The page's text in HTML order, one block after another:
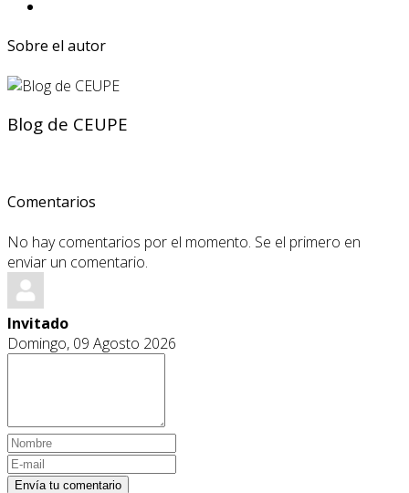
Sobre el autor
Blog de CEUPE
Comentarios
No hay comentarios por el momento. Se el primero en
enviar un comentario.
Invitado
Domingo, 09 Agosto 2026
Envía tu comentario